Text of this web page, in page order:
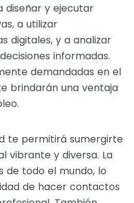
diseñar y ejecutar
a utilizar
digitales, y a analizar
informadas.
demandadas en el
brindarán una ventaja
te permitirá sumergirte
vibrante y diversa. La
de todo el mundo, lo
de hacer contactos